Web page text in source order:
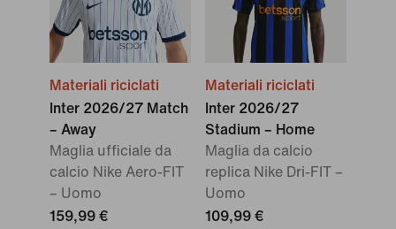
Materiali riciclati
Inter 2026/27 Match
– Away
Maglia ufficiale da
calcio Nike Aero-FIT
– Uomo
159,99 €
Materiali riciclati
Inter 2026/27
Stadium – Home
Maglia da calcio
replica Nike Dri-FIT –
Uomo
109,99 €